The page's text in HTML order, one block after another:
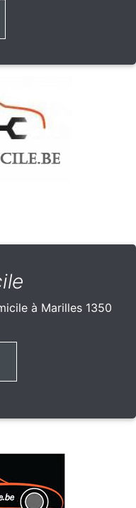
à Marilles 1350